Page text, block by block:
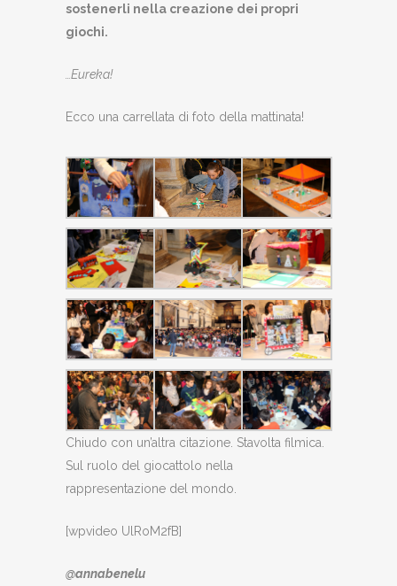
sostenerli nella creazione dei propri
giochi.
…Eureka!
Ecco una carrellata di foto della mattinata!
Chiudo con un’altra citazione. Stavolta filmica.
Sul ruolo del giocattolo nella
rappresentazione del mondo.
[wpvideo UlRoM2fB]
@annabenelu